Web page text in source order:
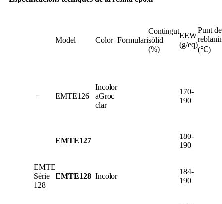
Model Color Formulari
Contingut
sòlid
(%)
EEW
(g/eq)
Punt de
(℃)
－ EMTE126
Incolor
aGroc
clar
170-
190
EMTE
Sèrie
128
EMTE127
Incolor
180-
190
EMTE128
184-
190